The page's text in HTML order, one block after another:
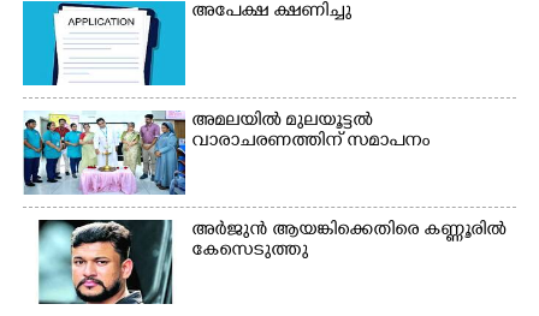
അപേക്ഷ ക്ഷണിച്ചു
അമലയിൽ മുലയൂട്ടൽ
വാരാചരണത്തിന് സമാപനം
അർജുൻ ആയങ്കിക്കെതിരെ കണ്ണൂരിൽ
കേസെടുത്തു
Share this link